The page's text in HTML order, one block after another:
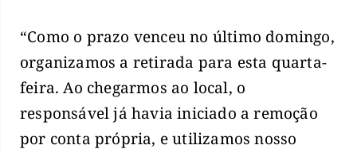
“Como o prazo venceu no último domingo,
organizamos a retirada para esta quarta-
feira. Ao chegarmos ao local, o
responsável já havia iniciado a remoção
por conta própria, e utilizamos nosso